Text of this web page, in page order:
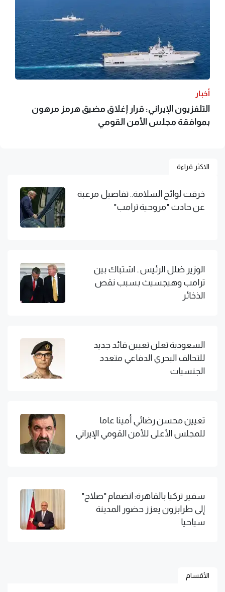
أخبار
التلفزيون الإيراني: قرار إغلاق مضيق هرمز مرهون
بموافقة مجلس الأمن القومي
الاكثر قراءة
خرقت لوائح السلامة.. تفاصيل مرعبة
عن حادث "مروحية ترامب"
الوزير ضلل الرئيس.. اشتباك بين
ترامب وهيجسيث بسبب نقص
الذخائر
السعودية تعلن تعيين قائد جديد
للتحالف البحري الدفاعي متعدد
الجنسيات
تعيين محسن رضائي أمينا عاما
للمجلس الأعلى للأمن القومي الإيراني
سفير تركيا بالقاهرة: انضمام "صلاح"
إلى طرابزون يعزز حضور المدينة
سياحيا
الأقسام